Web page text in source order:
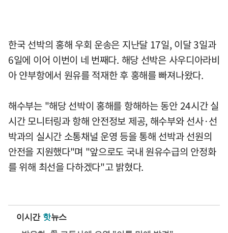
한국 선박의 홍해 우회 운송은 지난달 17일, 이달 3일과
6일에 이어 이번이 네 번째다. 해당 선박은 사우디아라비
아 얀부항에서 원유를 적재한 후 홍해를 빠져나왔다.
해수부는 "해당 선박이 홍해를 항해하는 동안 24시간 실
시간 모니터링과 항해 안전정보 제공, 해수부와 선사·선
박과의 실시간 소통채널 운영 등을 통해 선박과 선원의
안전을 지원했다"며 "앞으로도 국내 원유수급의 안정화
를 위해 최선을 다하겠다"고 밝혔다.
이시간 핫뉴스